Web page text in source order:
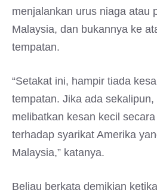
menjalankan urus niaga atau
Malaysia, dan bukannya ke
tempatan.
“Setakat ini, hampir tiada
tempatan. Jika ada sekalipun,
melibatkan kesan kecil
terhadap syarikat Amerika
Malaysia,” katanya.
Beliau berkata demikian